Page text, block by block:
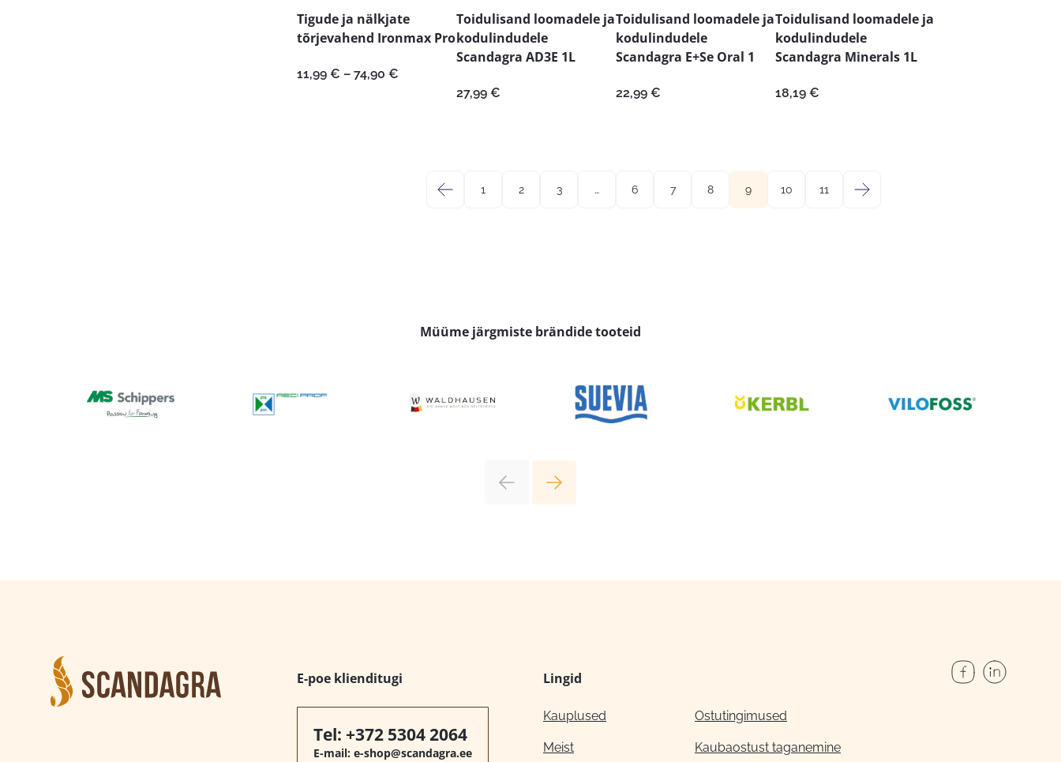
Tigude ja nälkjate
tõrjevahend Ironmax Pro
11,99 € – 74,90 €
Toidulisand loomadele ja
kodulindudele
Scandagra AD3E 1L
27,99 €
Toidulisand loomadele ja
kodulindudele
Scandagra E+Se Oral 1
22,99 €
Toidulisand loomadele ja
kodulindudele
Scandagra Minerals 1L
18,19 €
← 1 2 3 … 6 7 8 9 10 11 →
Müüme järgmiste brändide tooteid
E-poe klienditugi
Tel: +372 5304 2064
E-mail: e-shop@scandagra.ee
Lingid
Kauplused
Meist
Ostutingimused
Kaubaostust taganemine